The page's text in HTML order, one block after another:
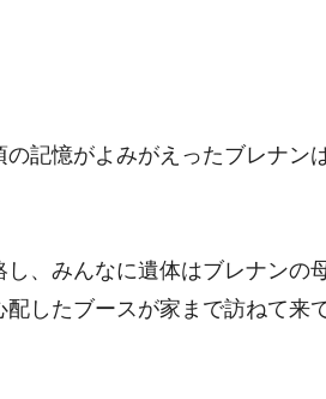
記憶がよみがえったブレナン
、みんなに遺体はブレナンの
したブースが家まで訪ねて来